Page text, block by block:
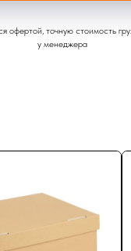
офертой, точную стоимость
у менеджера